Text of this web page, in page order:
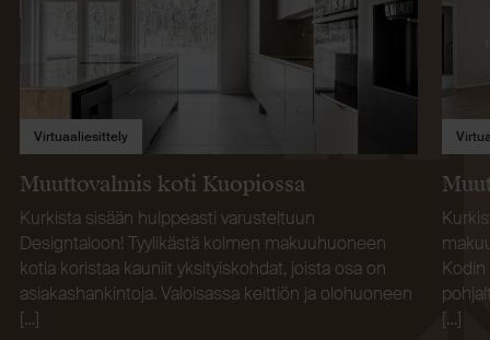
Virtuaaliesittely
Muuttovalmis koti Kuopiossa
Kurkista sisään hulppeasti varusteltuun
Designtaloon! Tyylikästä kolmen makuuhuoneen
kotia koristaa kauniit yksityiskohdat, joista osa on
asiakashankintoja. Valoisassa keittiön ja olohuoneen
[…]
[…]